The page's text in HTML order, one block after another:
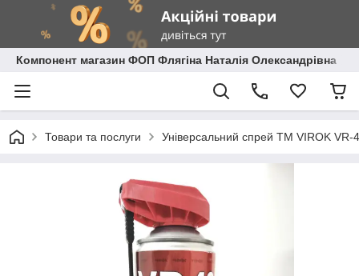
Компонент магазин ФОП Флягіна Наталія Олександрівна
Товари та послуги Універсальний спрей ТМ VIROK VR-